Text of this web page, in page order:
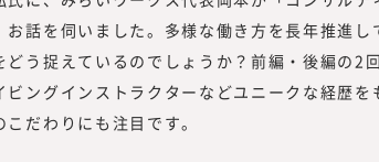
知見をもっ
供していき
「本当に必
い情報を提
読者は、
お話を伺いました。多様な働き方を長年推進し
どう捉えているのでしょうか？前編・後編の2
ビングインストラクターなどユニークな経歴を
だわりにも注目です。